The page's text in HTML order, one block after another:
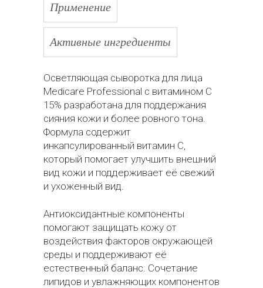
Применение
Активные ингредиенты
Осветляющая сыворотка для лица
Medicare Professional с витамином C
15% разработана для поддержания
сияния кожи и более ровного тона.
Формула содержит
инкапсулированный витамин C,
который помогает улучшить внешний
вид кожи и поддерживает её свежий
и ухоженный вид.
Антиоксидантные компоненты
помогают защищать кожу от
воздействия факторов окружающей
среды и поддерживают её
естественный баланс. Сочетание
липидов и увлажняющих компонентов